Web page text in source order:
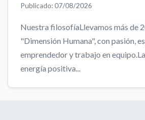
Publicado: 07/08/2026
Nuestra filosofíaLlevamos más de
"Dimensión Humana", con pasión,
emprendedor y trabajo en
energía positiva...